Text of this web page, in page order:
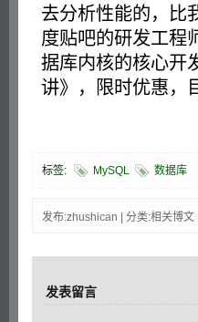
去分析性能的，比
度贴吧的研发工程
据库内核的核心开
讲》，限时优惠，
标签: MySQL 数据库
发布:zhushican | 分类:相关博文
发表留言